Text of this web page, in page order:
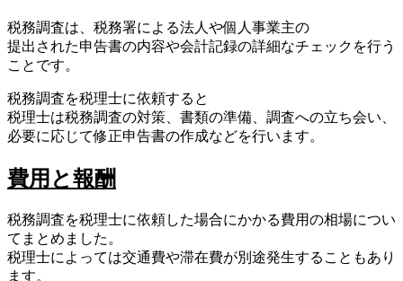
税務調査は、税務署による法人や個人事業主の
提出された申告書の内容や会計記録の詳細なチェックを行う
ことです。
税務調査を税理士に依頼すると
税理士は税務調査の対策、書類の準備、調査への立ち会い、
必要に応じて修正申告書の作成などを行います。
費用と報酬
税務調査を税理士に依頼した場合にかかる費用の相場につい
てまとめました。
税理士によっては交通費や滞在費が別途発生することもあり
ます。